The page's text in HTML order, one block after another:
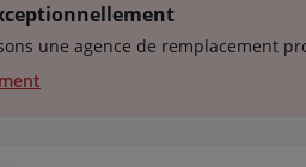
une agence de remplacement